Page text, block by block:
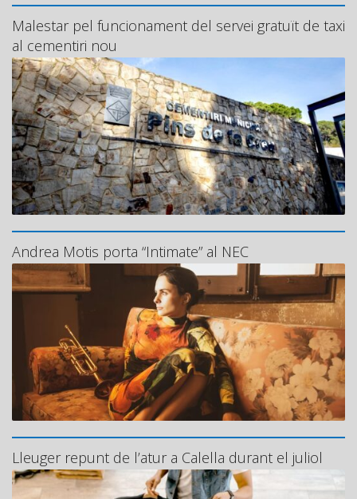
Malestar pel funcionament del servei gratuït de taxi
al cementiri nou
Andrea Motis porta “Intimate” al NEC
Lleuger repunt de l’atur a Calella durant el juliol